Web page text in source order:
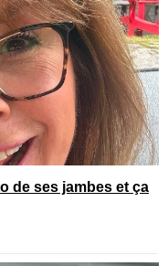
de ses jambes et ça